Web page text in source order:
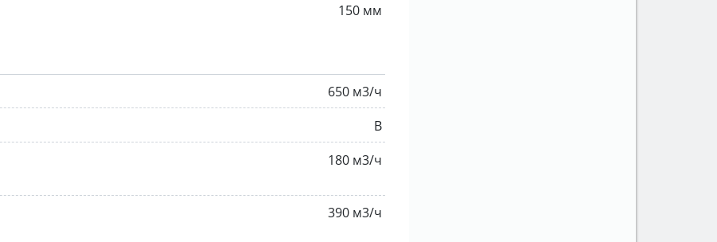
150 мм
650 м3/ч
B
180 м3/ч
390 м3/ч